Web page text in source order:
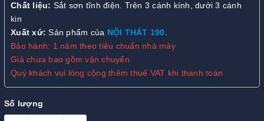
Chất liệu: Sắt sơn tĩnh điện. Trên 3 cánh kính, dưới 3 cánh
kin
Xuất xứ: Sản phẩm của NỘI THẤT 190.
Bảo hành: 1 năm theo tiêu chuẩn nhà máy
Giá chưa bao gồm vận chuyển
Quý khách vui lòng cộng thêm thuế VAT khi thanh toán
Số lượng